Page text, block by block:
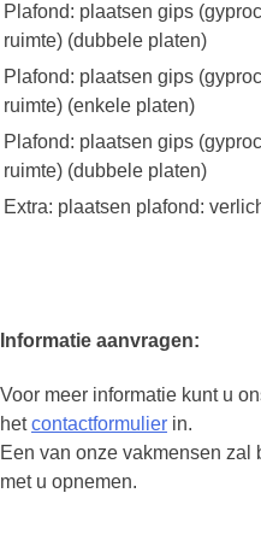
Plafond: plaatsen gips
ruimte) (dubbele platen)
Plafond: plaatsen gips
ruimte) (enkele platen)
Plafond: plaatsen gips
ruimte) (dubbele platen)
Extra: plaatsen plafond:
Informatie aanvragen:
Voor meer informatie kunt u
hetcontactformulier in.
Een van onze vakmensen
met u opnemen.